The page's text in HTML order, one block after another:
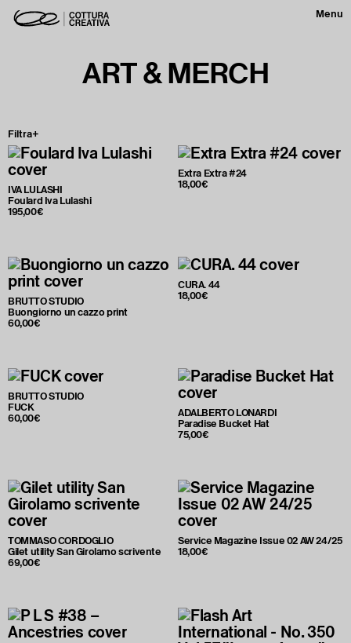
Menu
ART & MERCH
Filtra+
IVA LULASHI
Foulard Iva Lulashi
195,00€
Extra Extra #24
18,00€
BRUTTO STUDIO
Buongiorno un cazzo print
60,00€
CURA. 44
18,00€
BRUTTO STUDIO
FUCK
60,00€ ADALBERTO LONARDI
Paradise Bucket Hat
75,00€
TOMMASO CORDOGLIO
Gilet utility San Girolamo scrivente
69,00€
Service Magazine Issue 02 AW 24/25
18,00€